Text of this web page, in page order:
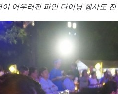
어우러진 파인 다이닝 행사도 진